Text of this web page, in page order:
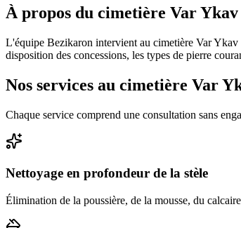
À propos du cimetière Var Ykav
L'équipe Bezikaron intervient au cimetière Var Ykav
disposition des concessions, les types de pierre
Nos services au cimetière Var
Chaque service comprend une consultation sans
Nettoyage en profondeur de la stèle
Élimination de la poussière, de la mousse, du